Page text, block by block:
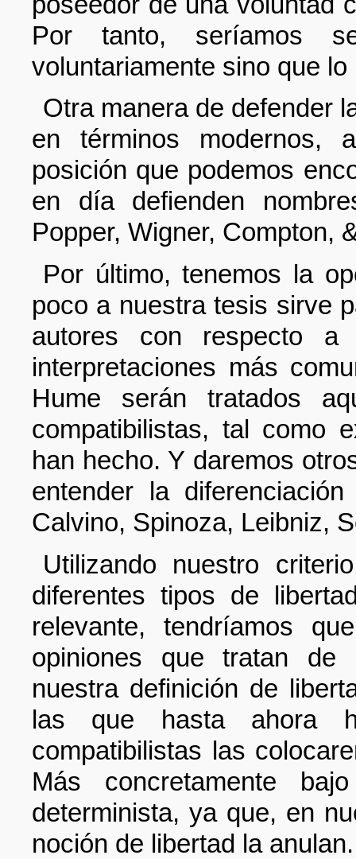
Por tanto, seríamos
voluntariamente sino que
Otra manera de defender
en términos modernos,
posición que podemos
en día defienden
Popper, Wigner, Compton,
Por último, tenemos la
poco a nuestra tesis sirve
autores con respecto
interpretaciones más
Hume serán tratados
compatibilistas, tal como
han hecho. Y daremos
entender la
Calvino, Spinoza, Leibniz,
Utilizando nuestro
diferentes tipos de
relevante, tendríamos
opiniones que tratan de
nuestra definición de
las que hasta ahora
compatibilistas las
Más concretamente
determinista, ya que, en
noción de libertad la anulan.